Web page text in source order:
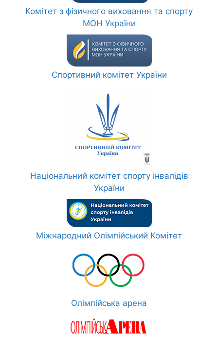
Комітет з фізичного виховання та спорту
МОН України
Спортивний комітет України
Національний комітет спорту інвалідів
України
Міжнародний Олімпійський Комітет
Олімпійська арена